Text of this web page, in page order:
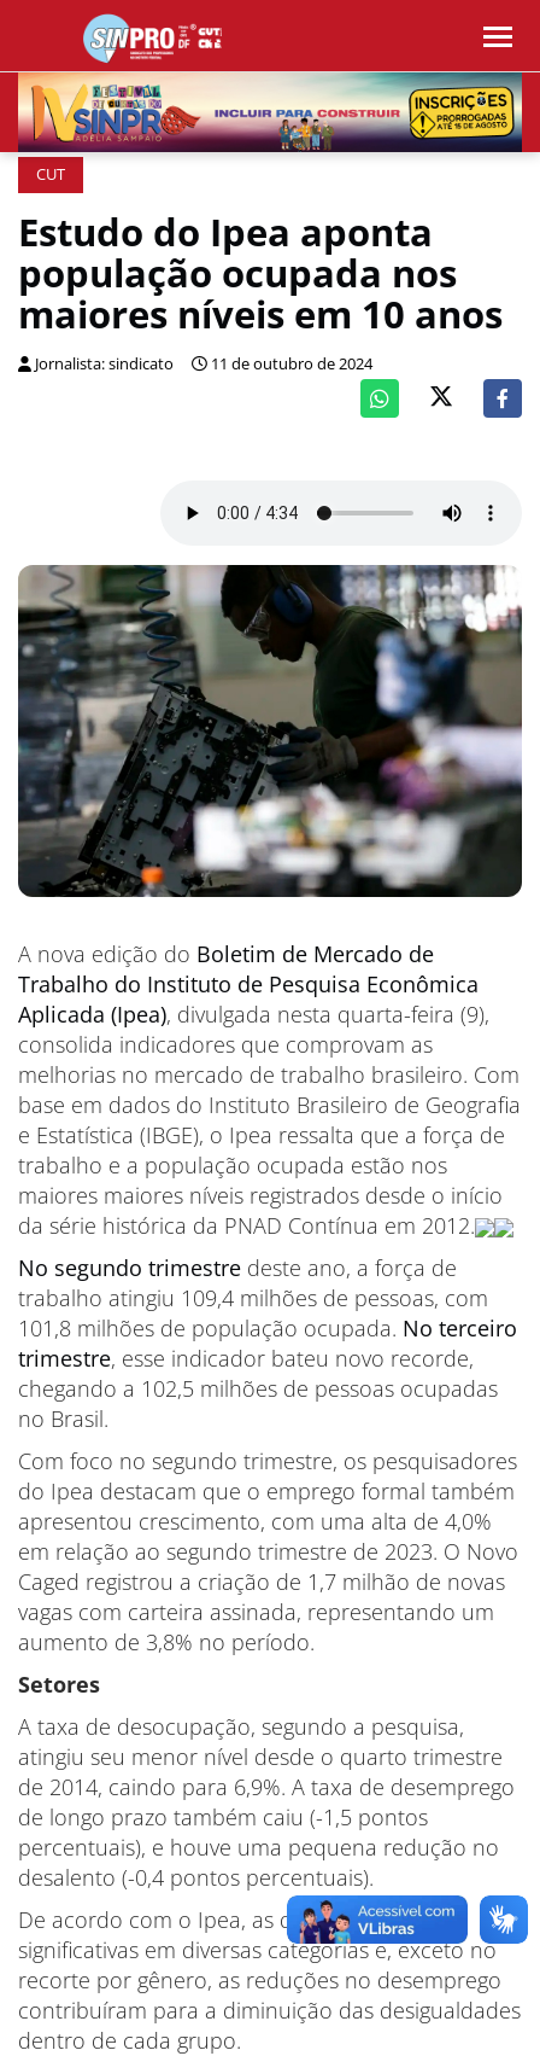
CUT
Estudo do Ipea aponta
população ocupada nos
maiores níveis em 10 anos
Jornalista: sindicato 11 de outubro de 2024
A nova edição do Boletim de Mercado de
Trabalho do Instituto de Pesquisa Econômica
Aplicada (Ipea), divulgada nesta quarta-feira (9),
consolida indicadores que comprovam as
melhorias no mercado de trabalho brasileiro. Com
base em dados do Instituto Brasileiro de Geografia
e Estatística (IBGE), o Ipea ressalta que a força de
trabalho e a população ocupada estão nos
maiores maiores níveis registrados desde o início
da série histórica da PNAD Contínua em 2012.
No segundo trimestre deste ano, a força de
trabalho atingiu 109,4 milhões de pessoas, com
101,8 milhões de população ocupada. No terceiro
trimestre, esse indicador bateu novo recorde,
chegando a 102,5 milhões de pessoas ocupadas
no Brasil.
Com foco no segundo trimestre, os pesquisadores
do Ipea destacam que o emprego formal também
apresentou crescimento, com uma alta de 4,0%
em relação ao segundo trimestre de 2023. O Novo
Caged registrou a criação de 1,7 milhão de novas
vagas com carteira assinada, representando um
aumento de 3,8% no período.
Setores
A taxa de desocupação, segundo a pesquisa,
atingiu seu menor nível desde o quarto trimestre
de 2014, caindo para 6,9%. A taxa de desemprego
de longo prazo também caiu (-1,5 pontos
percentuais), e houve uma pequena redução no
desalento (-0,4 pontos percentuais).
De acordo com o Ipea, as quedas foram
significativas em diversas categorias e, exceto no
recorte por gênero, as reduções no desemprego
contribuíram para a diminuição das desigualdades
dentro de cada grupo.